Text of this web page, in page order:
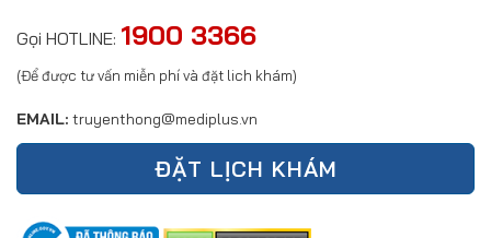
Gọi HOTLINE: 1900 3366
(Để được tư vấn miễn phí và đặt lich khám)
EMAIL: truyenthong@mediplus.vn
ĐẶT LỊCH KHÁM